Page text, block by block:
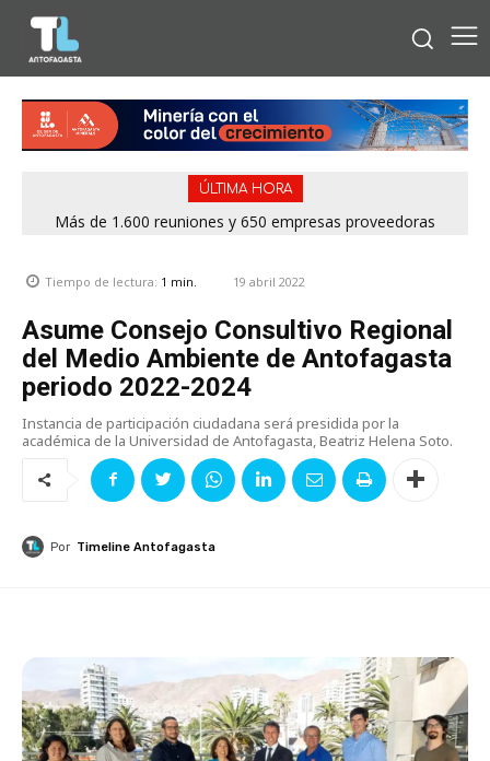
ÚLTIMA HORA
Más de 1.600 reuniones y 650 empresas proveedoras
Tiempo de lectura: 1 min. 19 abril 2022
Asume Consejo Consultivo Regional
del Medio Ambiente de Antofagasta
periodo 2022-2024
Instancia de participación ciudadana será presidida por la
académica de la Universidad de Antofagasta, Beatriz Helena Soto.
Por Timeline Antofagasta